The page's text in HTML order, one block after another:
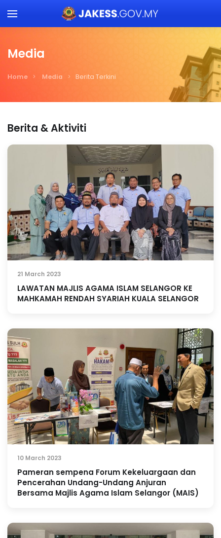
Skip to main content
Media
Home Media Berita Terkini
Berita & Aktiviti
21 March 2023
LAWATAN MAJLIS AGAMA ISLAM SELANGOR KE
MAHKAMAH RENDAH SYARIAH KUALA SELANGOR
10 March 2023
Pameran sempena Forum Kekeluargaan dan
Pencerahan Undang-Undang Anjuran
Bersama Majlis Agama Islam Selangor (MAIS)